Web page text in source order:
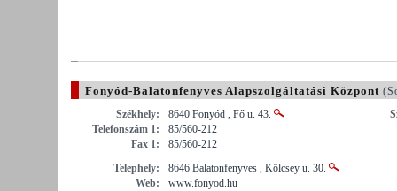
Fonyód-Balatonfenyves Alapszolgáltatási Központ
Székhely:
8640 Fonyód , Fő u. 43.
Telefonszám 1:
85/560-212
Fax 1:
85/560-212
Telephely:
8646 Balatonfenyves , Kölcsey u. 30.
Web:
www.fonyod.hu